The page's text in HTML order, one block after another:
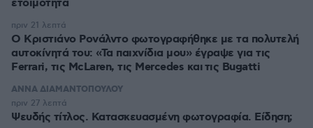
ετοιμότητα
Ο Κριστιάνο Ρονάλντο φωτογραφήθηκε με τα πολυτελή
αυτοκίνητά του: «Τα παιχνίδια μου» έγραψε για τις
Ferrari, τις McLaren, τις Mercedes και τις Bugatti
πριν 21 λεπτά
ΑΝΝΑ ΔΙΑΜΑΝΤΟΠΟΥΛΟΥ
Ψευδής τίτλος. Κατασκευασμένη φωτογραφία. Είδηση;
πριν 27 λεπτά